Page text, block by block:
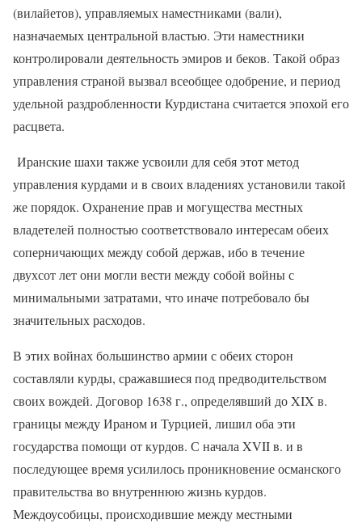
(вилайетов), управляемых наместниками (вали),
назначаемых центральной властью. Эти наместники
контролировали деятельность эмиров и беков. Такой образ
управления страной вызвал всеобщее одобрение, и период
удельной раздробленности Курдистана считается эпохой его
расцвета.
Иранские шахи также усвоили для себя этот метод
управления курдами и в своих владениях установили такой
же порядок. Охранение прав и могущества местных
владетелей полностью соответствовало интересам обеих
соперничающих между собой держав, ибо в течение
двухсот лет они могли вести между собой войны с
минимальными затратами, что иначе потребовало бы
значительных расходов.
В этих войнах большинство армии с обеих сторон
составляли курды, сражавшиеся под предводительством
своих вождей. Договор 1638 г., определявший доXIX в.
границы между Ираном и Турцией, лишил оба эти
государства помощи от курдов. С начала XVIIв. и в
последующее время усилилось проникновение османского
правительства во внутреннюю жизнь курдов.
Междоусобицы, происходившие между местными